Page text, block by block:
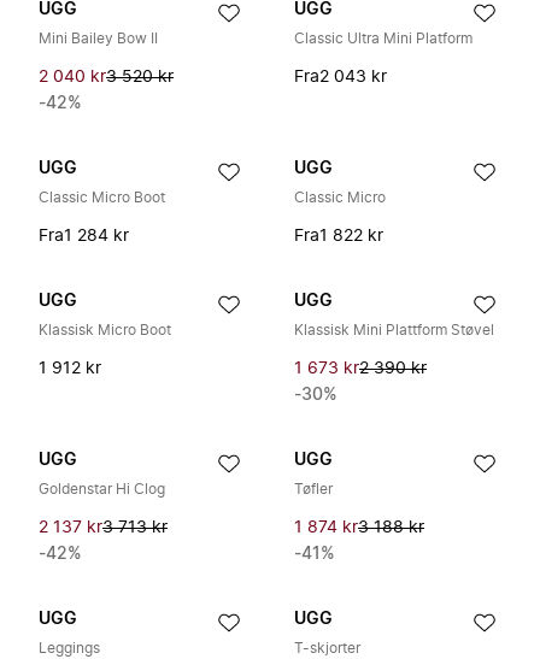
UGG
Mini Bailey Bow II
2 040 kr3 520 kr
-42%
UGG
Classic Ultra Mini Platform
Fra2 043 kr
UGG
Classic Micro Boot
Fra1 284 kr
UGG
Classic Micro
Fra1 822 kr
UGG
Klassisk Micro Boot
1 912 kr
UGG
Klassisk Mini Plattform Støvel
1 673 kr2 390 kr
-30%
UGG
Goldenstar Hi Clog
2 137 kr3 713 kr
-42%
UGG
Tøfler
1 874 kr3 188 kr
-41%
UGG
Leggings
UGG
T-skjorter